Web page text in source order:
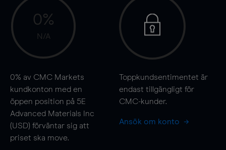
0%
N/A
0% av CMC Markets
kundkonton med en
öppen position på 5E
Advanced Materials Inc
(USD) förväntar sig att
priset ska move.
Toppkundsentimentet är
endast tillgängligt för
CMC-kunder.
Ansök om konto